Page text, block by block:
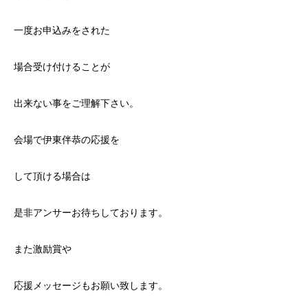
一度お申込みをされた
場合受け付けることが
出来ない事をご理解下さい。
会場で伊東伴恭の応援を
して頂ける場合は
是非アンサーお待ちしております。
また激励賞や
応援メッセージもお願い致します。